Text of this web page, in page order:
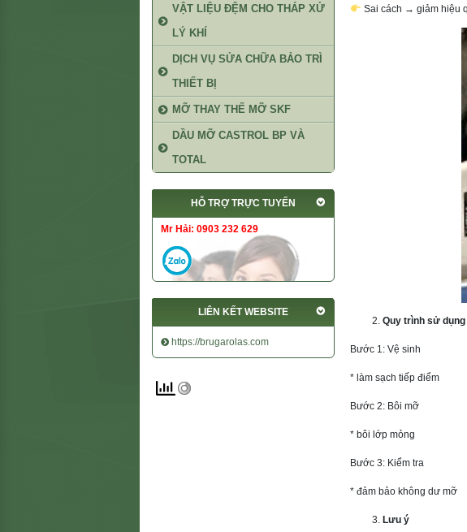
Sai cách → giảm hiệu
Quy trình sử dụng
Bước 1: Vệ sinh
* làm sạch tiếp điểm
Bước 2: Bôi mỡ
* bôi lớp mỏng
Bước 3: Kiểm tra
* đảm bảo không dư mỡ
Lưu ý
VẬT LIỆU ĐỆM CHO THÁP XỬ
LÝ KHÍ
DỊCH VỤ SỬA CHỮA BẢO TRÌ
THIẾT BỊ
MỠ THAY THẾ MỠ SKF
DẦU MỠ CASTROL BP VÀ
TOTAL
HỖ TRỢ TRỰC TUYẾN
Mr Hải: 0903 232 629
LIÊN KẾT WEBSITE
https://brugarolas.com